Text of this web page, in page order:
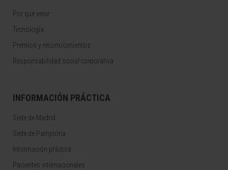
Por qué venir
Tecnología
Premios y reconocimientos
Responsabilidad social corporativa
INFORMACIÓN PRÁCTICA
Sede de Madrid
Sede de Pamplona
Información práctica
Pacientes internacionales